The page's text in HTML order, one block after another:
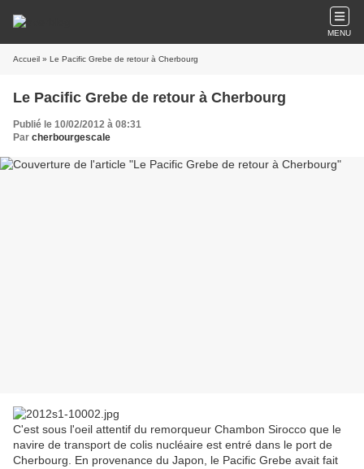
MENU
Accueil » Le Pacific Grebe de retour à Cherbourg
Le Pacific Grebe de retour à Cherbourg
Publié le 10/02/2012 à 08:31
Par cherbourgescale
C'est sous l'oeil attentif du remorqueur Chambon Sirocco que le
navire de transport de colis nucléaire est entré dans le port de
Cherbourg. En provenance du Japon, le Pacific Grebe avait fait